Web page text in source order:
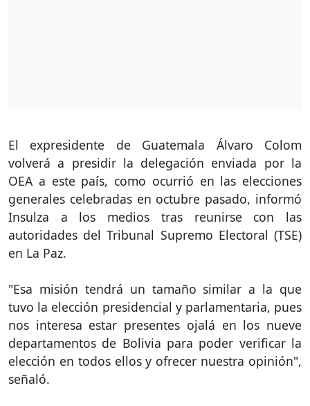
El expresidente de Guatemala Álvaro Colom
volverá a presidir la delegación enviada por la
OEA a este país, como ocurrió en las elecciones
generales celebradas en octubre pasado, informó
Insulza a los medios tras reunirse con las
autoridades del Tribunal Supremo Electoral (TSE)
en La Paz.
"Esa misión tendrá un tamaño similar a la que
tuvo la elección presidencial y parlamentaria, pues
nos interesa estar presentes ojalá en los nueve
departamentos de Bolivia para poder verificar la
elección en todos ellos y ofrecer nuestra opinión",
señaló.